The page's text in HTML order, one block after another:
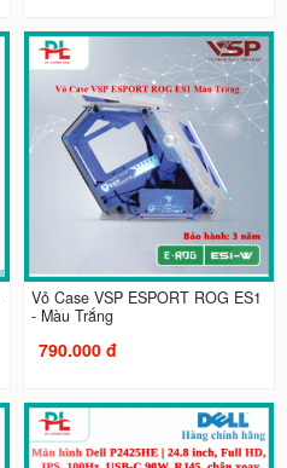
Vỏ Case VSP ESPORT ROG ES1
- Màu Trắng
790.000 đ